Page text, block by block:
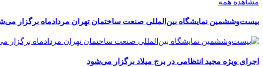
بیست‌وششمین نمایشگاه بین‌المللی صنعت ساختمان تهران مردادماه برگزار
اجرای ویژه مجید انتظامی در برج میلاد برگزار می‌شود